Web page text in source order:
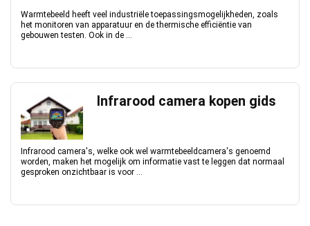
Warmtebeeld heeft veel industriële toepassingsmogelijkheden, zoals
het monitoren van apparatuur en de thermische efficiëntie van
gebouwen testen. Ook in de ...
Infrarood camera kopen gids
Infrarood camera's, welke ook wel warmtebeeldcamera's genoemd
worden, maken het mogelijk om informatie vast te leggen dat normaal
gesproken onzichtbaar is voor ...